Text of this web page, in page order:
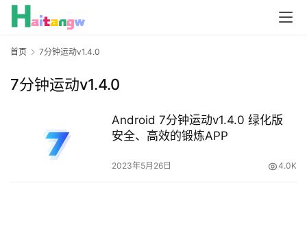
首页 7分钟运动v1.4.0
7分钟运动v1.4.0
Android 7分钟运动v1.4.0 绿化版
安全、高效的锻炼APP
2023年5月26日 4.0K